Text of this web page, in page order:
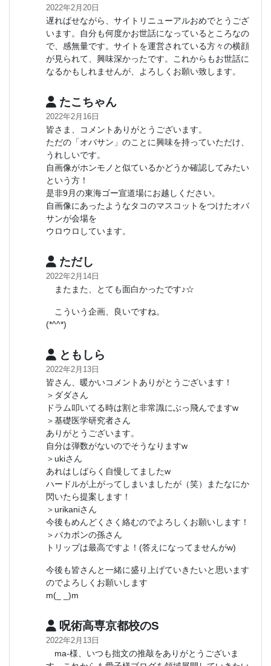
2022年2月20日
遅ればせながら、サイトリニューアルおめでとうござ
います。自分も何度かお世話になっているところなの
で、感無量です。サイトを運営されている方々の横顔
が見られて、興味深かったです。これからもお世話に
なるかもしれませんが、よろしくお願い致します。
たこちゃん
2022年2月16日
皆さま、コメントありがとうございます。
ただの「オバサン」のことに興味を持っていただけ、
うれしいです。
自画像がホンモノと似ているかどうか確認してみたい
という方！
是非9月の東海ゴー宣道場にお越しください。
自画像にあったようなタコのマスコットをつけたオバ
サンが会場を
ウロウロしています。
ただし
2022年2月14日
またまた、とても面白かったです♪☆
こういう企画、良いですね。
(*^^*)
ともしら
2022年2月13日
皆さん、暖かいコメントありがとうございます！
＞ダダさん
ドラム叩いてる時は割と非常識にぶっ飛んでますw
＞基礎医学研究者さん
ありがとうございます。
自分は弾数がないのでそうなりますw
＞ukiさん
あれはしばらく自慢してましたw
ハードルが上がってしまいましたが（笑）またなにか
閃いたら提案します！
＞urikaniさん
今後もめんどくさく絡むのでよろしくお願いします！
＞バカボンの孫さん
トリップは最高ですよ！(答えになってませんがw)
今後も皆さんと一緒に盛り上げていきたいと思います
のでよろしくお願いします
m(_ _)m
呪術高専京都校のS
2022年2月13日
ma-様、いつも拙文の推敲をありがとうございま